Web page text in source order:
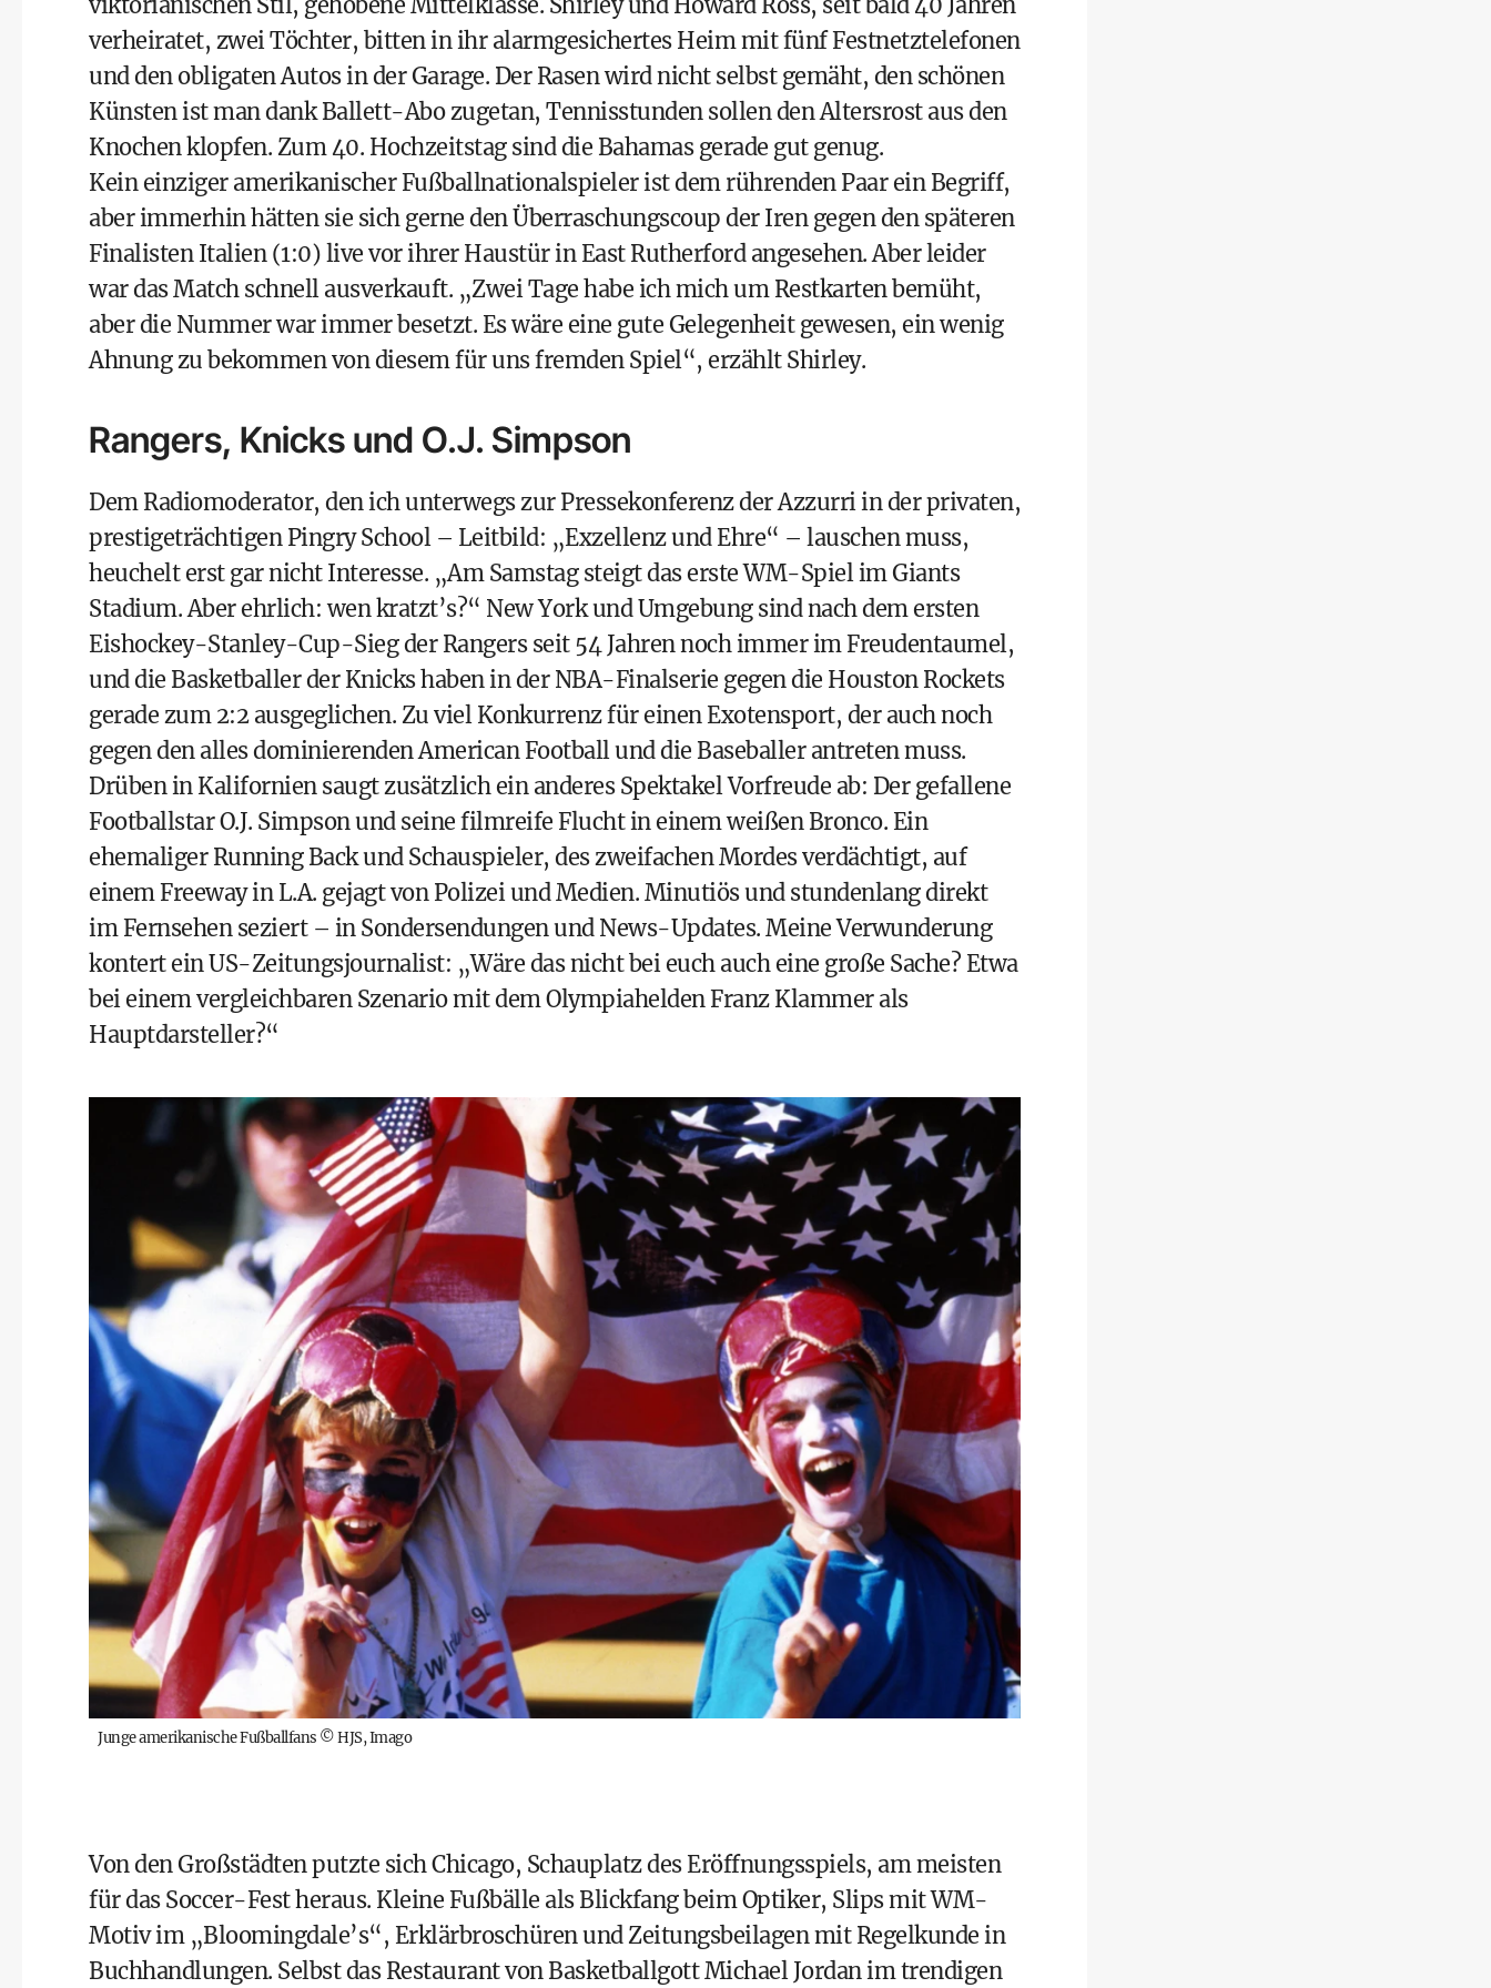
verheiratet, zwei Töchter, bitten in ihr alarmgesichertes Heim mit fünf Festnetztelefonen
und den obligaten Autos in der Garage. Der Rasen wird nicht selbst gemäht, den schönen
Künsten ist man dank Ballett-Abo zugetan, Tennisstunden sollen den Altersrost aus den
Knochen klopfen. Zum 40. Hochzeitstag sind die Bahamas gerade gut genug.
Kein einziger amerikanischer Fußballnationalspieler ist dem rührenden Paar ein Begriff,
aber immerhin hätten sie sich gerne den Überraschungscoup der Iren gegen den späteren
Finalisten Italien (1:0) live vor ihrer Haustür in East Rutherford angesehen. Aber leider
war das Match schnell ausverkauft. „Zwei Tage habe ich mich um Restkarten bemüht,
aber die Nummer war immer besetzt. Es wäre eine gute Gelegenheit gewesen, ein wenig
Ahnung zu bekommen von diesem für uns fremden Spiel“, erzählt Shirley.
Rangers, Knicks und O.J. Simpson
Dem Radiomoderator, den ich unterwegs zur Pressekonferenz der Azzurri in der privaten,
prestigeträchtigen Pingry School – Leitbild: „Exzellenz und Ehre“ – lauschen muss,
heuchelt erst gar nicht Interesse. „Am Samstag steigt das erste WM-Spiel im Giants
Stadium. Aber ehrlich: wen kratzt’s?“ New York und Umgebung sind nach dem ersten
Eishockey-Stanley-Cup-Sieg der Rangers seit 54 Jahren noch immer im Freudentaumel,
und die Basketballer der Knicks haben in der NBA-Finalserie gegen die Houston Rockets
gerade zum 2:2 ausgeglichen. Zu viel Konkurrenz für einen Exotensport, der auch noch
gegen den alles dominierenden American Football und die Baseballer antreten muss.
Drüben in Kalifornien saugt zusätzlich ein anderes Spektakel Vorfreude ab: Der gefallene
Footballstar O.J. Simpson und seine filmreife Flucht in einem weißen Bronco. Ein
ehemaliger Running Back und Schauspieler, des zweifachen Mordes verdächtigt, auf
einem Freeway in L.A. gejagt von Polizei und Medien. Minutiös und stundenlang direkt
im Fernsehen seziert – in Sondersendungen und News-Updates. Meine Verwunderung
kontert ein US-Zeitungsjournalist: „Wäre das nicht bei euch auch eine große Sache? Etwa
bei einem vergleichbaren Szenario mit dem Olympiahelden Franz Klammer als
Hauptdarsteller?“
Junge amerikanische Fußballfans ©HJS, Imago
Von den Großstädten putzte sich Chicago, Schauplatz des Eröffnungsspiels, am meisten
für das Soccer-Fest heraus. Kleine Fußbälle als Blickfang beim Optiker, Slips mit WM-
Motiv im „Bloomingdale’s“, Erklärbroschüren und Zeitungsbeilagen mit Regelkunde in
Buchhandlungen. Selbst das Restaurant von Basketballgott Michael Jordan im trendigen